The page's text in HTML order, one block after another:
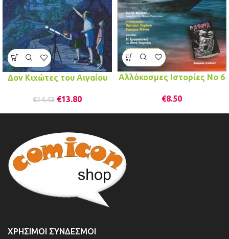
Δον Κιχώτες του Αιγαίου
€14.43 €13.80
Αλλόκοσμες Ιστορίες Νο 6
€8.50
ΧΡΉΣΙΜΟΙ ΣΎΝΔΕΣΜΟΙ